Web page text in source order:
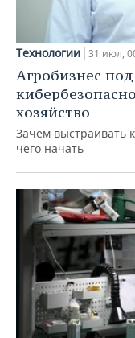
Технологии 31 июл,
Агробизнес
хозяйство
Зачем выстраивать
чего начать